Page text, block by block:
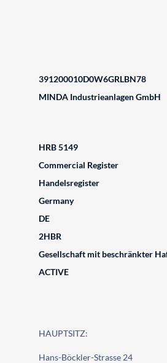
391200010D0W6GRLBN78
MINDA Industrieanlagen GmbH
HRB 5149
Commercial Register
Handelsregister
Germany
DE
2HBR
Gesellschaft mit beschränkter
ACTIVE
HAUPTSITZ:
Hans-Böckler-Strasse 24